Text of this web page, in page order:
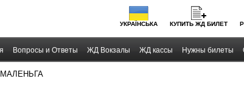
УКРАЇНСЬКА КУПИТЬ ЖД БИЛЕТ
Вопросы и Ответы ЖД Вокзалы ЖД кассы Нужны билеты
МАЛЕНЬГА